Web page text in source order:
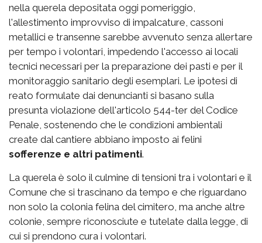
nella querela depositata oggi pomeriggio,
l'allestimento improvviso di impalcature, cassoni
metallici e transenne sarebbe avvenuto senza allertare
per tempo i volontari, impedendo l'accesso ai locali
tecnici necessari per la preparazione dei pasti e per il
monitoraggio sanitario degli esemplari. Le ipotesi di
reato formulate dai denuncianti si basano sulla
presunta violazione dell'articolo 544-ter del Codice
Penale, sostenendo che le condizioni ambientali
create dal cantiere abbiano imposto ai felini
sofferenze e altri patimenti.
La querela è solo il culmine di tensioni tra i volontari e il
Comune che si trascinano da tempo e che riguardano
non solo la colonia felina del cimitero, ma anche altre
colonie, sempre riconosciute e tutelate dalla legge, di
cui si prendono cura i volontari.